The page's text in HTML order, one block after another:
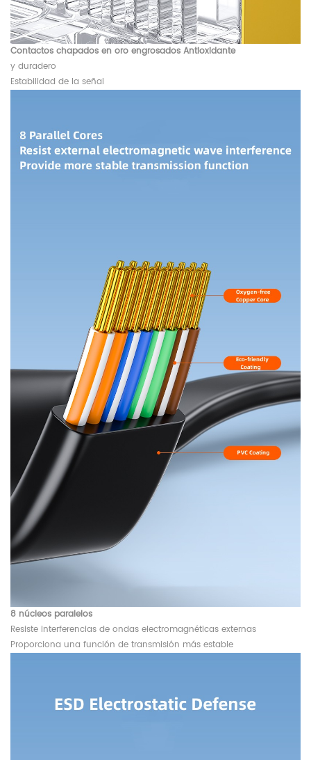
Contactos chapados en oro engrosados ​​Antioxidante
y duradero
Estabilidad de la señal
8 núcleos paralelos
Resiste interferencias de ondas electromagnéticas externas
Proporciona una función de transmisión más estable